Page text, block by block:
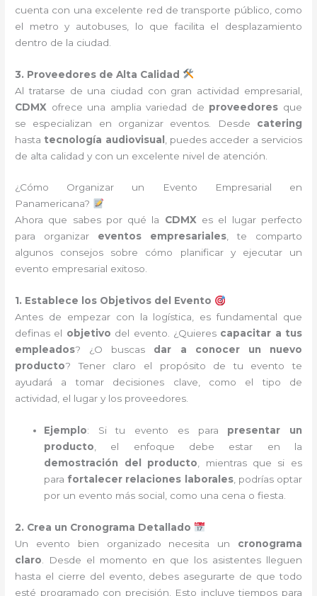
cuenta con una excelente red de transporte público, como
el metro y autobuses, lo que facilita el desplazamiento
dentro de la ciudad.
3. Proveedores de Alta Calidad
Al tratarse de una ciudad con gran actividad empresarial,
CDMX ofrece una amplia variedad de proveedores que
se especializan en organizar eventos. Desde catering
hasta tecnología audiovisual , puedes acceder a servicios
de alta calidad y con un excelente nivel de atención.
¿Cómo Organizar un Evento Empresarial en
Panamericana?
Ahora que sabes por qué la CDMXes el lugar perfecto
para organizar eventos empresariales, te comparto
algunos consejos sobre cómo planificar y ejecutar un
evento empresarial exitoso.
1. Establece los Objetivos del Evento
Antes de empezar con la logística, es fundamental que
definas el objetivo del evento. ¿Quieres capacitar a tus
empleados? ¿O buscas dar a conocer un nuevo
producto? Tener claro el propósito de tu evento te
ayudará a tomar decisiones clave, como el tipo de
actividad, el lugar y los proveedores.
Ejemplo: Si tu evento es para presentar un
producto , el enfoque debe estar en la
demostración del producto , mientras que si es
para fortalecer relaciones laborales, podrías optar
por un evento más social, como una cena o fiesta.
2. Crea un Cronograma Detallado
Un evento bien organizado necesita un cronograma
claro . Desde el momento en que los asistentes lleguen
hasta el cierre del evento, debes asegurarte de que todo
esté programado con precisión. Esto incluye tiempos para